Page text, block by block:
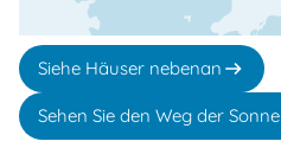
Siehe Häuser nebenan
Sehen Sie den Weg der Sonne